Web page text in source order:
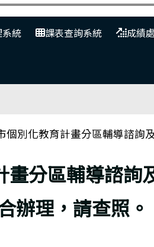
統 課表查詢系統 成績
個別化教育計畫分區輔導諮詢
分區輔導諮詢
辦理，請查照。